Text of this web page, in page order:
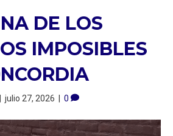
DE LOS
IMPOSIBLES
julio 27, 2026 0